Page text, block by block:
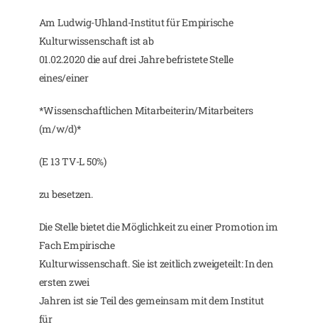
Am Ludwig-Uhland-Institut für Empirische
Kulturwissenschaft ist ab
01.02.2020 die auf drei Jahre befristete Stelle
eines/einer
*Wissenschaftlichen Mitarbeiterin/Mitarbeiters
(m/w/d)*
(E 13 TV-L 50%)
zu besetzen.
Die Stelle bietet die Möglichkeit zu einer Promotion im
Fach Empirische
Kulturwissenschaft. Sie ist zeitlich zweigeteilt: In den
ersten zwei
Jahren ist sie Teil des gemeinsam mit dem Institut
für